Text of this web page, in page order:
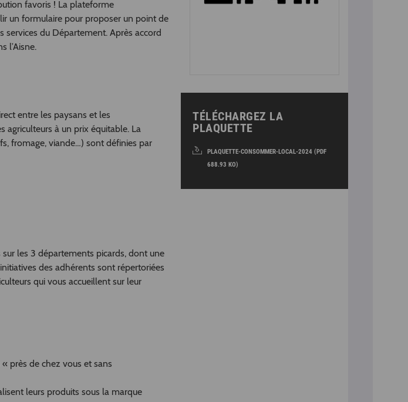
favoris ! La plateforme
un formulaire pour proposer un point de
du Département. Après accord
l’Aisne.
entre les paysans et les
agriculteurs à un prix équitable. La
fromage, viande…) sont définies par
les 3 départements picards, dont une
des adhérents sont répertoriées
qui vous accueillent sur leur
près de chez vous et sans
leurs produits sous la marque
TÉLÉCHARGEZ LA
PLAQUETTE
PLAQUETTE-CONSOMMER-LOCAL-2024 (PDF
688.93 KO)